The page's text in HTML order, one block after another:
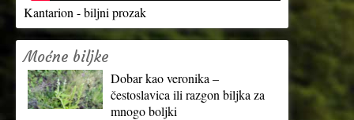
Kantarion - biljni prozak
Moćne biljke
Dobar kao veronika –
čestoslavica ili razgon biljka za
mnogo boljki